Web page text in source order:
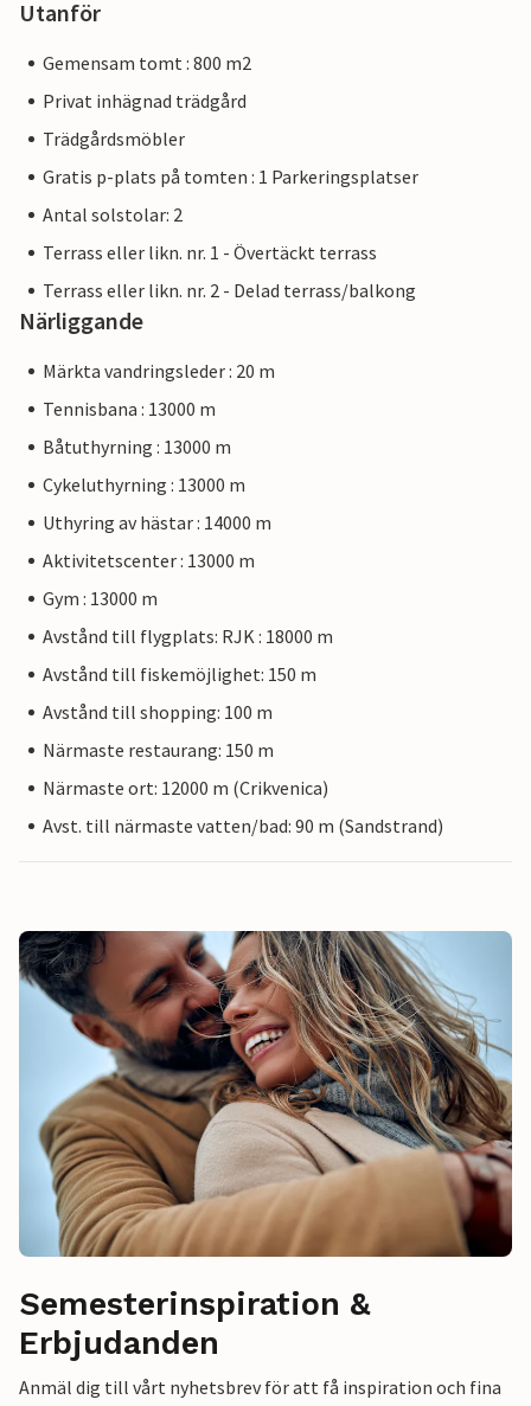
Utanför
Gemensam tomt : 800 m2
Privat inhägnad trädgård
Trädgårdsmöbler
Gratis p-plats på tomten : 1 Parkeringsplatser
Antal solstolar: 2
Terrass eller likn. nr. 1 - Övertäckt terrass
Terrass eller likn. nr. 2 - Delad terrass/balkong
Närliggande
Märkta vandringsleder : 20 m
Tennisbana : 13000 m
Båtuthyrning : 13000 m
Cykeluthyrning : 13000 m
Uthyring av hästar : 14000 m
Aktivitetscenter : 13000 m
Gym : 13000 m
Avstånd till flygplats: RJK : 18000 m
Avstånd till fiskemöjlighet: 150 m
Avstånd till shopping: 100 m
Närmaste restaurang: 150 m
Närmaste ort: 12000 m (Crikvenica)
Avst. till närmaste vatten/bad: 90 m (Sandstrand)
Semesterinspiration &
Erbjudanden
Anmäl dig till vårt nyhetsbrev för att få inspiration och fina